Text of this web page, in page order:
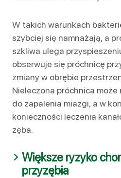
W takich warunkach
szybciej się namnażają, a
szkliwa ulega
obserwuje się próchnicę
zmiany w obrębie
Nieleczona próchnica
do zapalenia miazgi, a w
konieczności leczenia
zęba.
Większe ryzyko
przyzębia